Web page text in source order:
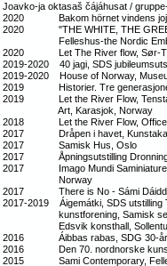
Joavko-ja oktasaš čájáhusat /
2020 Bakom hörnet vindens jojk,
2020 "THE WHITE, THE GREEN,
Felleshus-the Nordic
2020 Let The River flow, Sør-
2019-2020 40 jagi, SDS
2019-2020 House of Norway,
2019 Historier. Tre generasjoner
2019 Let the River Flow, Tensta
Art, Karasjok, Norway
2018 Let the River Flow, Office
2017 Dråpen i havet,
2017 Samisk Hus, Oslo
2017 Åpningsutstilling Dronning
2017 Imago Mundi Saminiatures,
Norway
2017 There is No - Sámi
2017-2019 Áigemátki, SDS utstilling
kunstforening, Samisk senter
Edsvik konsthall, Sollentuna,
2016 Áibbas rabas, SDG 30-års
2016 Den 70. nordnorske
2015 Sami Contemporary,